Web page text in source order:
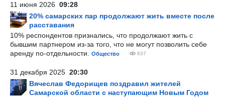
11 июня 2026 09:28
20% самарских пар продолжают жить вместе после
расставания
10% респондентов признались, что продолжают жить с
бывшим партнером из-за того, что не могут позволить себе
аренду по-отдельности.
Общество 837
31 декабря 2025 20:30
Вячеслав Федорищев поздравил жителей
Самарской области с наступающим Новым Годом